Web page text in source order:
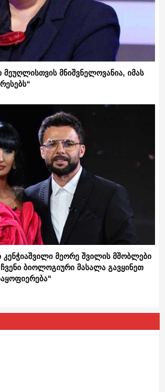
მეუღლისთვის მნიშვნელოვანია, იმას
კენჭიაშვილი მეორე შვილის მშობლები
ბიოლოგიური მასალა გავყინეთ